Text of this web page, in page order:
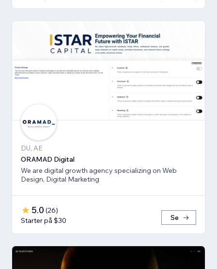
DU, AE
ORAMAD Digital
We are digital growth agency specializing on Web
Design, Digital Marketing
5.0 (26)
Starter på $30
Se